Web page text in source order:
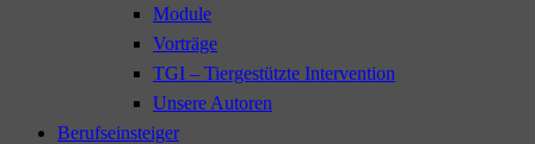
Module
Vorträge
TGI – Tiergestützte Intervention
Unsere Autoren
Berufseinsteiger